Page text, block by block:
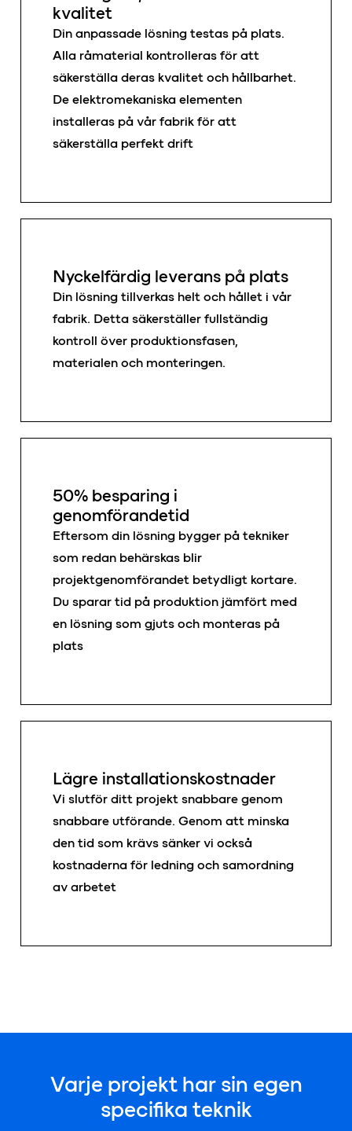
kvalitet
Din anpassade lösning testas på plats.
Alla råmaterial kontrolleras för att
säkerställa deras kvalitet och hållbarhet.
De elektromekaniska elementen
installeras på vår fabrik för att
säkerställa perfekt drift
Nyckelfärdig leverans på plats
Din lösning tillverkas helt och hållet i vår
fabrik. Detta säkerställer fullständig
kontroll över produktionsfasen,
materialen och monteringen.
50% besparing i
genomförandetid
Eftersom din lösning bygger på tekniker
som redan behärskas blir
projektgenomförandet betydligt kortare.
Du sparar tid på produktion jämfört med
en lösning som gjuts och monteras på
plats
Lägre installationskostnader
Vi slutför ditt projekt snabbare genom
snabbare utförande. Genom att minska
den tid som krävs sänker vi också
kostnaderna för ledning och samordning
av arbetet
Varje projekt har sin egen
specifika teknik